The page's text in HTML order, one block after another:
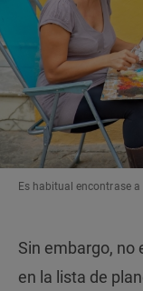
Es habitual encontrase
Sin embargo, no
en la lista de